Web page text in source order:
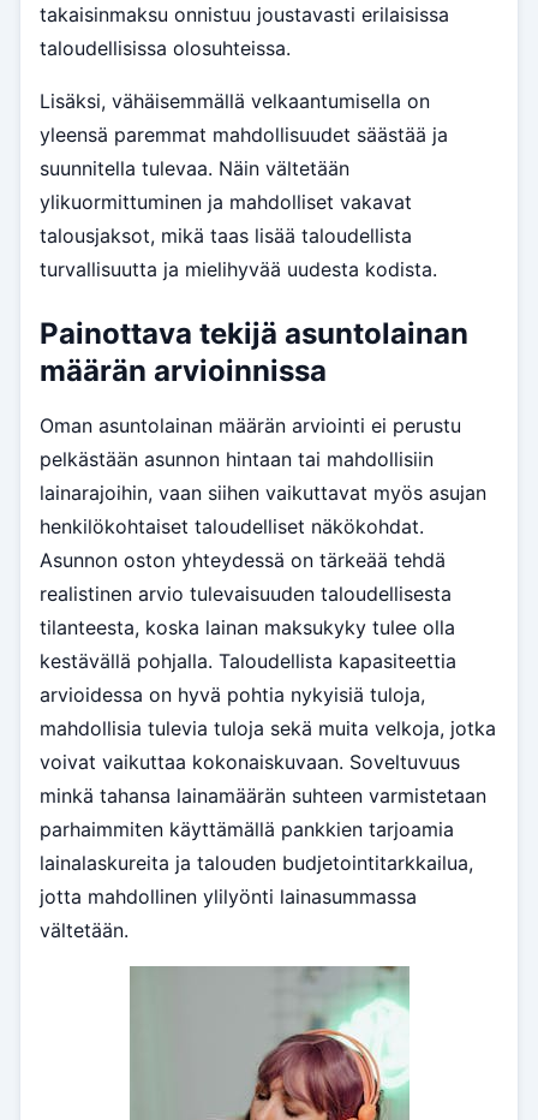
takaisinmaksu onnistuu joustavasti erilaisissa
taloudellisissa olosuhteissa.
Lisäksi, vähäisemmällä velkaantumisella on
yleensä paremmat mahdollisuudet säästää ja
suunnitella tulevaa. Näin vältetään
ylikuormittuminen ja mahdolliset vakavat
talousjaksot, mikä taas lisää taloudellista
turvallisuutta ja mielihyvää uudesta kodista.
Painottava tekijä asuntolainan
määrän arvioinnissa
Oman asuntolainan määrän arviointi ei perustu
pelkästään asunnon hintaan tai mahdollisiin
lainarajoihin, vaan siihen vaikuttavat myös asujan
henkilökohtaiset taloudelliset näkökohdat.
Asunnon oston yhteydessä on tärkeää tehdä
realistinen arvio tulevaisuuden taloudellisesta
tilanteesta, koska lainan maksukyky tulee olla
kestävällä pohjalla. Taloudellista kapasiteettia
arvioidessa on hyvä pohtia nykyisiä tuloja,
mahdollisia tulevia tuloja sekä muita velkoja, jotka
voivat vaikuttaa kokonaiskuvaan. Soveltuvuus
minkä tahansa lainamäärän suhteen varmistetaan
parhaimmiten käyttämällä pankkien tarjoamia
lainalaskureita ja talouden budjetointitarkkailua,
jotta mahdollinen ylilyönti lainasummassa
vältetään.